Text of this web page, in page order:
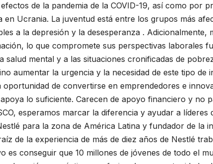
de la pandemia de la COVID-19, así como por
Ucrania. La juventud está entre los grupos más
a la depresión y la desesperanza . Adicionalmente,
lo que compromete sus perspectivas laborales
mental y a las situaciones cronificadas de
aumentar la urgencia y la necesidad de este tipo de
oportunidad de convertirse en emprendedores e
lo suficiente. Carecen de apoyo financiero y no
esperamos marcar la diferencia y ayudar a
para la zona de América Latina y fundador de la
de la experiencia de más de diez años de Nestlé
es conseguir que 10 millones de jóvenes de todo el